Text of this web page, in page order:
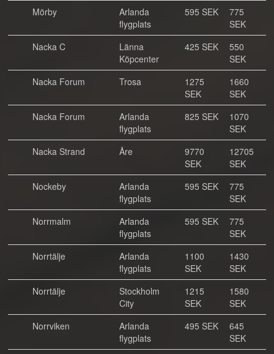
Mörby
Arlanda
flygplats
595 SEK
775
SEK
Nacka C
Länna
Köpcenter
425 SEK
550
SEK
Nacka Forum
Trosa
1275
SEK
1660
SEK
Nacka Forum
Arlanda
flygplats
825 SEK
1070
SEK
Nacka Strand
Åre
9770
SEK
12705
SEK
Nockeby
Arlanda
flygplats
595 SEK
775
SEK
Norrmalm
Arlanda
flygplats
595 SEK
775
SEK
Norrtälje
Arlanda
flygplats
1100
SEK
1430
SEK
Norrtälje
Stockholm
City
1215
SEK
1580
SEK
Norrviken
Arlanda
flygplats
495 SEK
645
SEK